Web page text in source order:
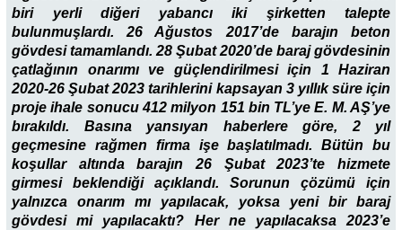
biri yerli diğeri yabancı iki şirketten talepte
bulunmuşlardı. 26 Ağustos 2017’de barajın beton
gövdesi tamamlandı. 28 Şubat 2020’de baraj gövdesinin
çatlağının onarımı ve güçlendirilmesi için 1 Haziran
2020-26 Şubat 2023 tarihlerini kapsayan 3 yıllık süre için
proje ihale sonucu 412 milyon 151 bin TL’ye E. M. AŞ’ye
bırakıldı. Basına yansıyan haberlere göre, 2 yıl
geçmesine rağmen firma işe başlatılmadı. Bütün bu
koşullar altında barajın 26 Şubat 2023’te hizmete
girmesi beklendiği açıklandı. Sorunun çözümü için
yalnızca onarım mı yapılacak, yoksa yeni bir baraj
gövdesi mi yapılacaktı? Her ne yapılacaksa 2023’e